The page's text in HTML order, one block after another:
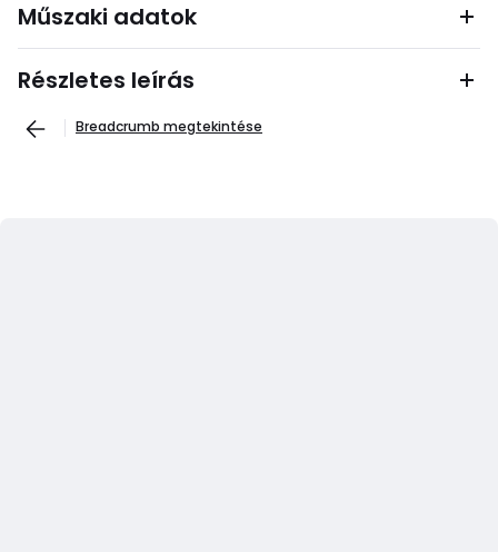
Műszaki adatok
Részletes leírás
Breadcrumb megtekintése